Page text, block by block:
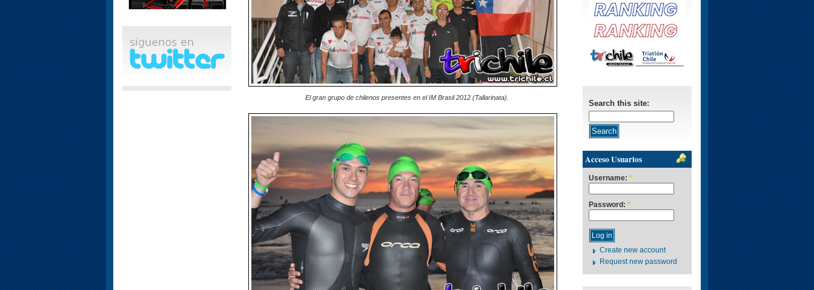
El gran grupo de chilenos presentes en el IM Brasil 2012 (Tallarinata).
Search this site:
Acceso Usuarios
Username: *
Password: *
Create new account
Request new password